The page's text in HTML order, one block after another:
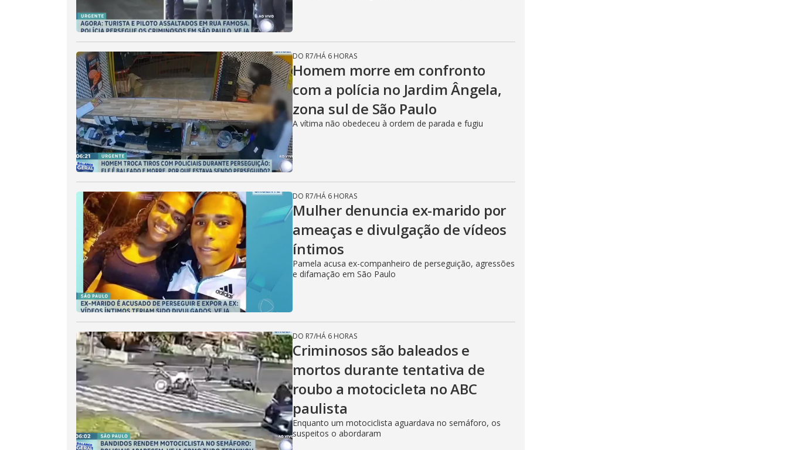
DO R7/HÁ 6 HORAS
Homem morre em confronto
com a polícia no Jardim Ângela,
zona sul de São Paulo
A vítima não obedeceu à ordem de parada e fugiu
DO R7/HÁ 6 HORAS
Mulher denuncia ex-marido por
ameaças e divulgação de vídeos
íntimos
Pamela acusa ex-companheiro de perseguição, agressões
e difamação em São Paulo
DO R7/HÁ 6 HORAS
Criminosos são baleados e
mortos durante tentativa de
roubo a motocicleta no ABC
paulista
Enquanto um motociclista aguardava no semáforo, os
suspeitos o abordaram